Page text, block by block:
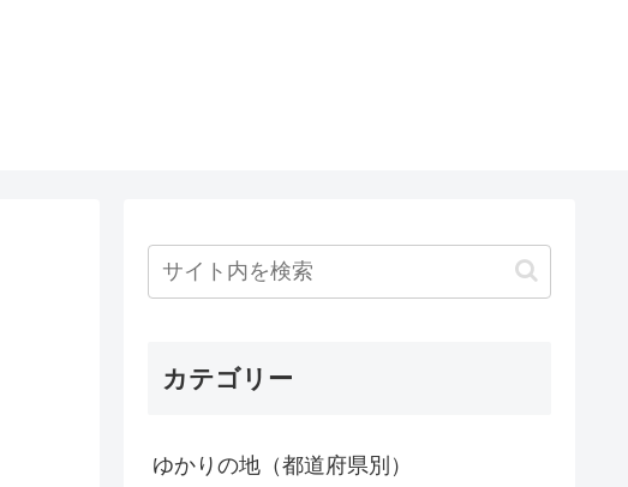
カテゴリー
ゆかりの地（都道府県別）